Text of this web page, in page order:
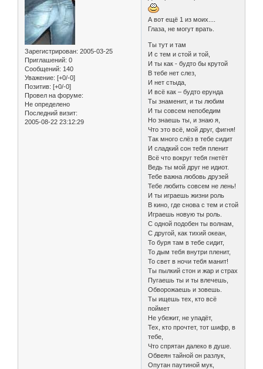
Зарегистрирован: 2005-03-25
Приглашений: 0
Сообщений: 140
Уважение: [+0/-0]
Позитив: [+0/-0]
Провел на форуме:
Не определено
Последний визит:
2005-08-22 23:12:29
А вот ещё 1 из моих....
Глаза, не могут врать.
Ты тут и там
И с тем и стой и той,
И ты как - будто бы крутой
В тебе нет слез,
И нет стыда,
И всё как – будто ерунда
Ты знаменит, и ты любим
И ты совсем непобедим
Но знаешь ты, и знаю я,
Что это всё, мой друг, фигня!
Так много слёз в тебе сидит
И сладкий сон тебя пленит
Всё что вокруг тебя гнетёт
Ведь ты мой друг не идиот.
Тебе важна любовь друзей
Тебе любить совсем не лень!
И ты играешь жизни роль
В кино, где снова с тем и стой
Играешь новую ты роль.
С одной подобен ты волнам,
С другой, как тихий океан,
То буря там в тебе сидит,
То дым тебя внутри пленит,
То свет в ночи тебя манит!
Ты пылкий стон и жар и страх
Пугаешь ты и ты влечешь,
Обворожаешь и зовешь.
Ты ищешь тех, кто всё
поймет
Не убежит, не упадёт,
Тех, кто прочтет, тот шифр, в
тебе,
Что спрятан далеко в душе.
Обвеян тайной он разлук,
Опутан паутиной мук,